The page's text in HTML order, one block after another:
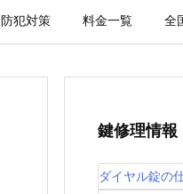
防犯対策 料金一覧 全
鍵修理情報
ダイヤル錠の